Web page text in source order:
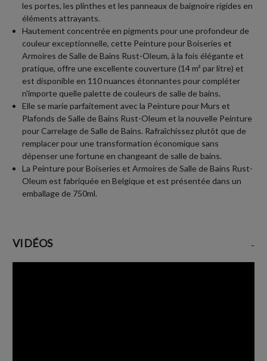
les portes, les plinthes et les panneaux de baignoire rigides en
éléments attrayants.
Hautement concentrée en pigments pour une profondeur de
couleur exceptionnelle, cette Peinture pour Boiseries et
Armoires de Salle de Bains Rust-Oleum, à la fois élégante et
pratique, offre une excellente couverture (14 m² par litre) et
est disponible en 110 nuances étonnantes pour compléter
n'importe quelle palette de couleurs de salle de bains.
Elle se marie parfaitement avec la Peinture pour Murs et
Plafonds de Salle de Bains Rust-Oleum et la nouvelle Peinture
pour Carrelage de Salle de Bains. Rafraîchissez plutôt que de
remplacer pour une transformation économique sans
dépenser une fortune en changeant de salle de bains.
La Peinture pour Boiseries et Armoires de Salle de Bains Rust-
Oleum est fabriquée en Belgique et est présentée dans un
emballage de 750ml.
VIDÉOS -